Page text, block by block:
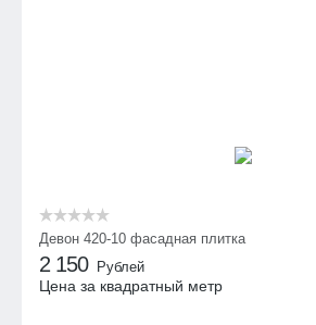
Девон 420-10 фасадная плитка
2 150 Рублей
Цена за квадратный метр